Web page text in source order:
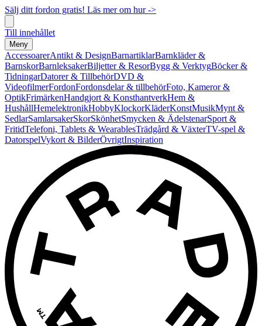
Sälj ditt fordon gratis! Läs mer om hur ->
Till innehållet
Meny
AccessoarerAntikt & DesignBarnartiklarBarnkläder &
BarnskorBarnleksakerBiljetter & ResorBygg & VerktygBöcker &
TidningarDatorer & TillbehörDVD &
VideofilmerFordonFordonsdelar & tillbehörFoto, Kameror &
OptikFrimärkenHandgjort & KonsthantverkHem &
HushållHemelektronikHobbyKlockorKläderKonstMusikMynt &
SedlarSamlarsakerSkorSkönhetSmycken & ÄdelstenarSport &
FritidTelefoni, Tablets & WearablesTrädgård & VäxterTV-spel &
DatorspelVykort & BilderÖvrigtInspiration